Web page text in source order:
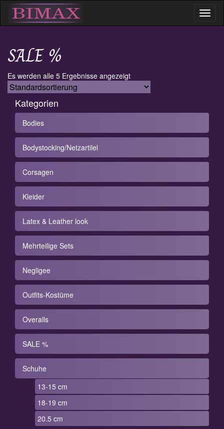
SALE %
Es werden alle 5 Ergebnisse angezeigt
Kategorien
Bodies
Bodystocking/Netzartilel
Corsagen
Kleider
Latex & Leather look
Mehrteilige Sets
Negligee
Outfits-Kostüme
Overalls
SALE %
Schuhe
13-15 cm
18-19 cm
20.5 cm